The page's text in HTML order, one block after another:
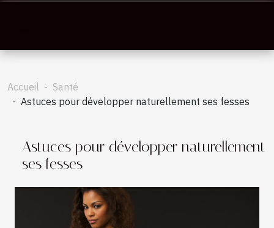
Accueil
Santé
Astuces pour développer naturellement ses fesses
Astuces pour développer naturellement
ses fesses